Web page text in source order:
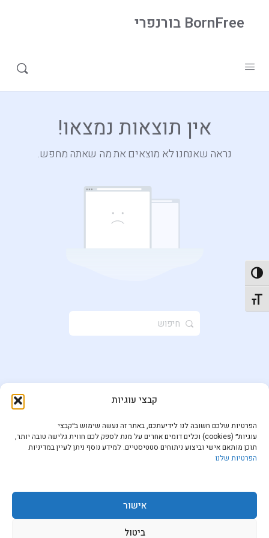
קבצי עוגיות
הפרטיות שלכם חשובה לנו לידיעתכם, באתר זה נעשה שימוש ב״קבצי
עוגיות״ (cookies) וכלים דומים אחרים על מנת לספק לכם חווית גלישה טובה יותר,
תוכן מותאם אישי וביצוע ניתוחים סטטיסטיים. למידע נוסף ניתן לעיין במדיניות
הפרטיות שלנו
אישור
ביטול
הפעל/כבה ניגודיות גבוהה
מתג גודל גופן
BornFree בורנפרי
Home
אין תוצאות נמצאו!
נראה שאנחנו לא מוצאים את מה שאתה מחפש.
חיפוש
ל: